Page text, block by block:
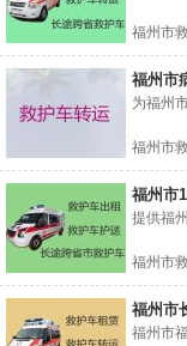
福州市
福州市
为福州
福州市
福州市
提供福
福州市
福州市
福州市